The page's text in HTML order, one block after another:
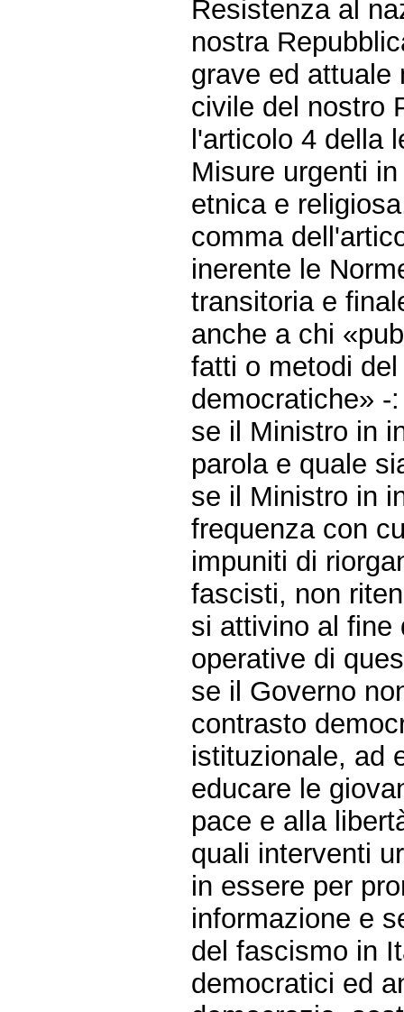
Resistenza al
nostra
grave ed attuale
civile del nostro
l'articolo 4 della
Misure urgenti
etnica e
comma
inerente le
transitoria e
anche a chi
fatti o metodi
democratiche» -:
se il Ministro in
parola e quale
se il Ministro in
frequenza con
impuniti di
fascisti, non
si attivino al fine
operative di
se il Governo
contrasto
istituzionale, ad
educare le
pace e alla
quali interventi
in essere per
informazione e
del fascismo in
democratici ed